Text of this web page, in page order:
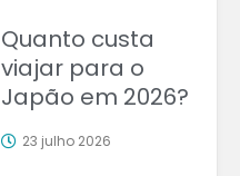
Quanto custa
viajar para o
Japão em 2026?
23 julho 2026